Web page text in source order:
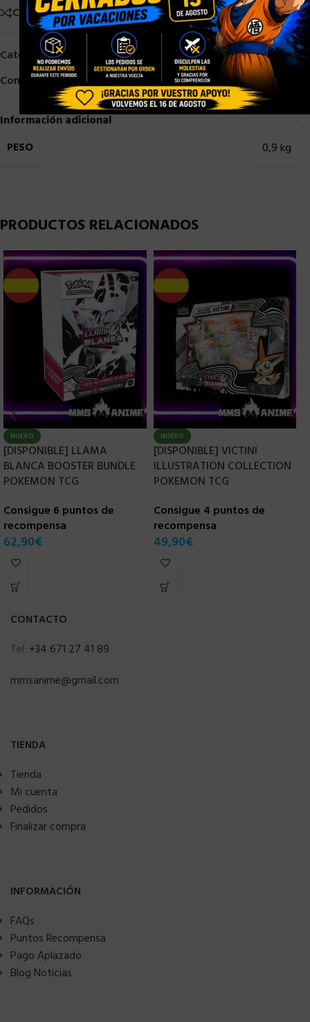
Comparar
Añadir a la lista de deseos
Categorías:ESPAÑOL ,POKEMON TCG
Compartir:
Información adicional
PESO
0,9 kg
PRODUCTOS RELACIONADOS
NUEVO
[DISPONIBLE] LLAMA
BLANCA BOOSTER BUNDLE
POKEMON TCG
Consigue 6 puntos de
recompensa
62,90€
NUEVO
[DISPONIBLE] VICTINI
ILLUSTRATION COLLECTION
POKEMON TCG
Consigue 4 puntos de
recompensa
49,90€
CONTACTO
Tel: +34 671 27 41 89
mmsanime@gmail.com
TIENDA
Tienda
Mi cuenta
Pedidos
Finalizar compra
INFORMACIÓN
FAQs
Puntos Recompensa
Pago Aplazado
Blog Noticias